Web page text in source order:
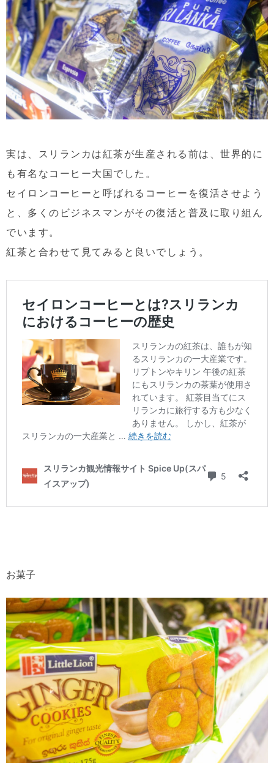
実は、スリランカは紅茶が生産される前は、世界的に
も有名なコーヒー大国でした。
セイロンコーヒーと呼ばれるコーヒーを復活させよう
と、多くのビジネスマンがその復活と普及に取り組ん
でいます。
紅茶と合わせて見てみると良いでしょう。
お菓子